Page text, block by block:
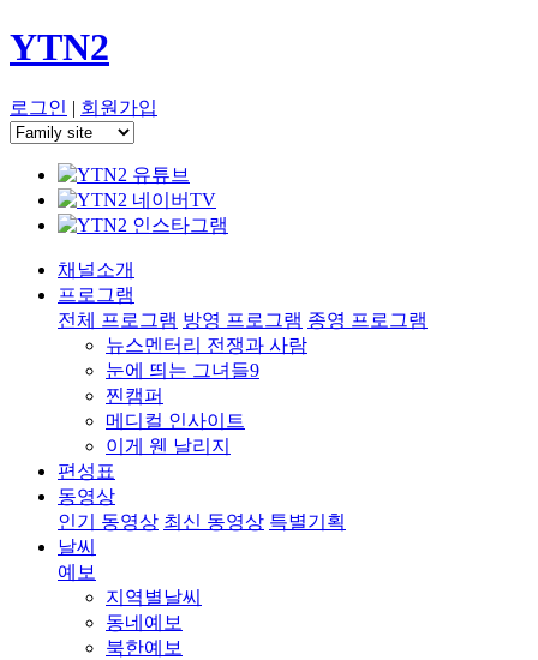
YTN2
로그인 | 회원가입
채널소개
프로그램
전체 프로그램 방영 프로그램 종영 프로그램
뉴스멘터리 전쟁과 사람
눈에 띄는 그녀들9
찐캠퍼
메디컬 인사이트
이게 웬 날리지
편성표
동영상
인기 동영상 최신 동영상 특별기획
날씨
예보
지역별날씨
동네예보
북한예보